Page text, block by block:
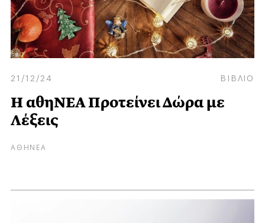
21/12/24 ΒΙΒΛΙΟ
Η αθηΝΕΑ Προτείνει Δώρα με
Λέξεις
ΑΘΗΝΕΑ